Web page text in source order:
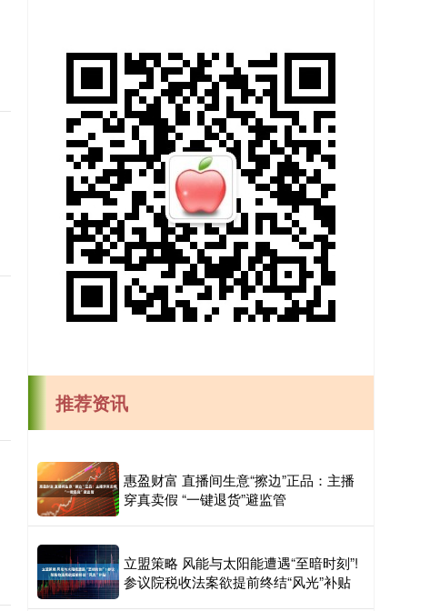
推荐资讯
惠盈财富 直播间生意“擦边”正品：主播
穿真卖假 “一键退货”避监管
立盟策略 风能与太阳能遭遇“至暗时刻”!
参议院税收法案欲提前终结“风光”补贴